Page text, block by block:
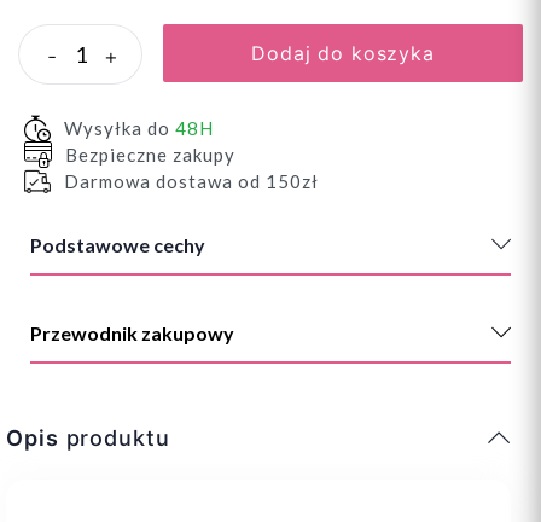
- + Dodaj do koszyka
Wysyłka do 48H
Bezpieczne zakupy
Darmowa dostawa od 150zł
Podstawowe cechy
Przewodnik zakupowy
Opis produktu